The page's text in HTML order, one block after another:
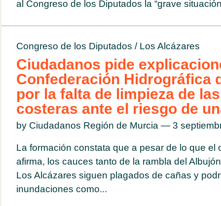
al Congreso de los Diputados la “grave
Congreso de los Diputados / Los Alcázares
Ciudadanos pide
Confederación Hidrográfica
por la falta de limpieza de
costeras ante el riesgo de
by Ciudadanos Región de Murcia — 3
La formación constata que a pesar de lo que el
afirma, los cauces tanto de la rambla del
Los Alcázares siguen plagados de cañas y
inundaciones como...